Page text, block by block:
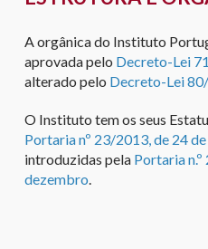
A orgânica do Instituto
aprovada pelo Decreto-Lei
alterado pelo Decreto-Lei
O Instituto tem os seus
Portaria nº 23/2013, de 24
introduzidas pela Portaria
dezembro